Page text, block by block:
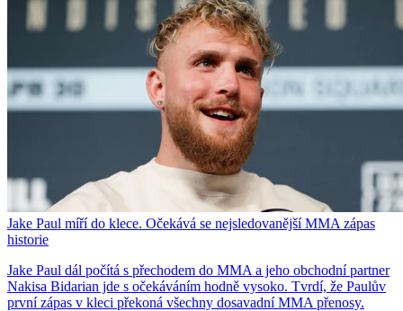
Jake Paul míří do klece. Očekává se nejsledovanější MMA zápas
historie
Jake Paul dál počítá s přechodem do MMA a jeho obchodní partner
Nakisa Bidarian jde s očekáváním hodně vysoko. Tvrdí, že Paulův
první zápas v kleci překoná všechny dosavadní MMA přenosy.